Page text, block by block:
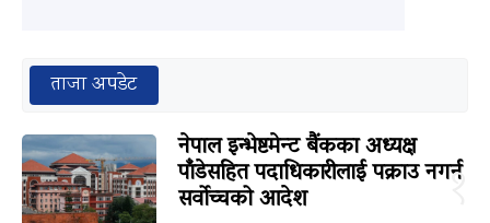
ताजा अपडेट
१
नेपाल इन्भेष्टमेन्ट बैंकका अध्यक्ष
पाँडेसहित पदाधिकारीलाई पक्राउ नगर्न
सर्वोच्चको आदेश